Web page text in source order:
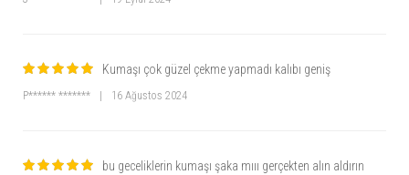
Kumaşı çok güzel çekme yapmadı kalıbı geniş
P****** ******* 16 Ağustos 2024
bu geceliklerin kumaşı şaka mııı gerçekten alın aldırın